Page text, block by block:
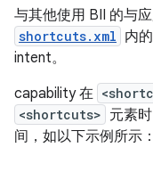
与其他使用 BII 的与
shortcuts.xml 内的
intent。
capability 在
<shortcuts> 元素
间，如以下示例所示：